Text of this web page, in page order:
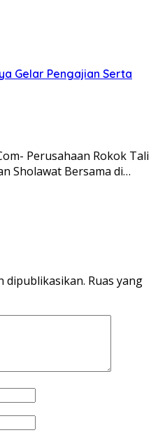
Gelar Pengajian Serta
Perusahaan Rokok Tali
Sholawat Bersama di…
dipublikasikan. Ruas yang